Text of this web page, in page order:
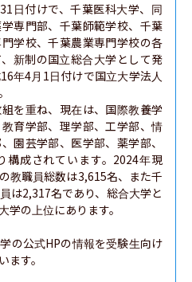
日付けで、千葉医科大学、同
専門部、千葉師範学校、千葉
学校、千葉農業専門学校の各
新制の国立総合大学として発
年4月1日付けで国立大学法人
を重ね、現在は、国際教養学
育学部、理学部、工学部、情
園芸学部、医学部、薬学部、
構成されています。2024年現
教職員総数は3,615名、また千
は2,317名であり、総合大学と
学の上位にあります。
の公式HPの情報を受験生向け
ます。